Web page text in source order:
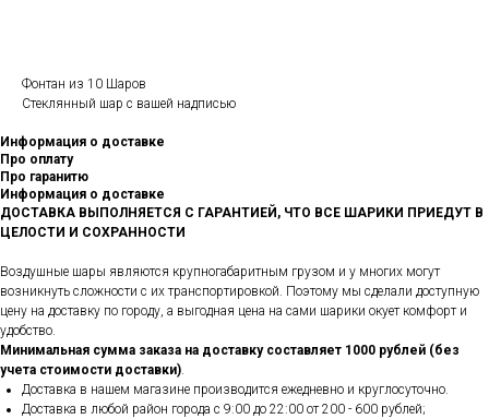
Фонтан из 10 Шаров
Стеклянный шар с вашей надписью
Информация о доставке
Про оплату
Про гаранитю
Информация о доставке
ДОСТАВКА ВЫПОЛНЯЕТСЯ С ГАРАНТИЕЙ, ЧТО ВСЕ ШАРИКИ ПРИЕДУТ В
ЦЕЛОСТИ И СОХРАННОСТИ
Воздушные шары являются крупногабаритным грузом и у многих могут
возникнуть сложности с их транспортировкой. Поэтому мы сделали доступную
цену на доставку по городу, а выгодная цена на сами шарики окует комфорт и
удобство.
Минимальная сумма заказа на доставку составляет 1000 рублей (без
учета стоимости доставки).
Доставка в нашем магазине производится ежедневно и круглосуточно.
Доставка в любой район города c 9:00 до 22:00 от 200 - 600 рублей;